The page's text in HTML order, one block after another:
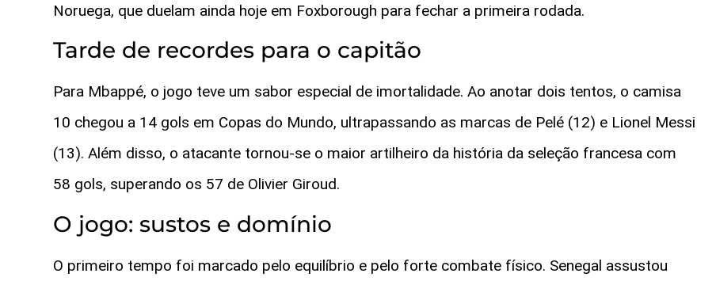
Noruega, que duelam ainda hoje em Foxborough para fechar a primeira rodada.
Tarde de recordes para o capitão
Para Mbappé, o jogo teve um sabor especial de imortalidade. Ao anotar dois tentos, o camisa
10 chegou a 14 gols em Copas do Mundo, ultrapassando as marcas de Pelé (12) e Lionel Messi
(13). Além disso, o atacante tornou-se o maior artilheiro da história da seleção francesa com
58 gols, superando os 57 de Olivier Giroud.
O jogo: sustos e domínio
O primeiro tempo foi marcado pelo equilíbrio e pelo forte combate físico. Senegal assustou